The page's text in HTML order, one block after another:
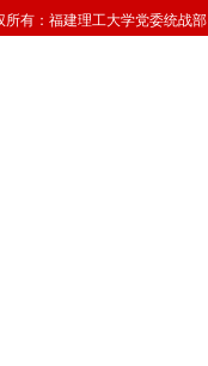
所有： 福建理工大学党委统战部